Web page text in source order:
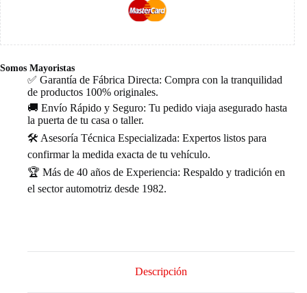
Somos Mayoristas
✅ Garantía de Fábrica Directa: Compra con la tranquilidad
de productos 100% originales.
🚚 Envío Rápido y Seguro: Tu pedido viaja asegurado hasta
la puerta de tu casa o taller.
🛠️ Asesoría Técnica Especializada: Expertos listos para
confirmar la medida exacta de tu vehículo.
🏆 Más de 40 años de Experiencia: Respaldo y tradición en
el sector automotriz desde 1982.
Descripción